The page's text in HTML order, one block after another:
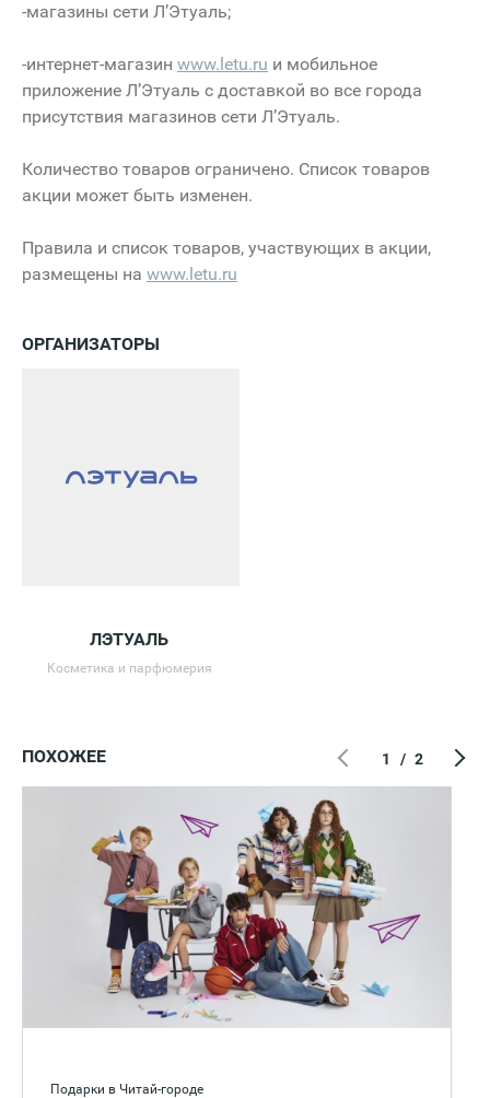
-магазины сети Л’Этуаль;
-интернет-магазин www.letu.ru и мобильное
приложение Л’Этуаль с доставкой во все города
присутствия магазинов сети Л’Этуаль.
Количество товаров ограничено. Список товаров
акции может быть изменен.
Правила и список товаров, участвующих в акции,
размещены на www.letu.ru
ОРГАНИЗАТОРЫ
ЛЭТУАЛЬ
Косметика и парфюмерия
ПОХОЖЕЕ
Подарки в Читай-городе
1 / 2